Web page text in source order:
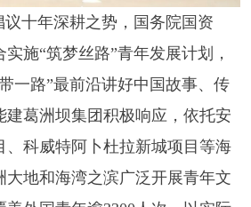
议十年深耕之势，国务院国资
施“筑梦丝路”青年发展计划，
一路”最前沿讲好中国故事、传
建葛洲坝集团积极响应，依托安
、科威特阿卜杜拉新城项目等海
大地和海湾之滨广泛开展青年文